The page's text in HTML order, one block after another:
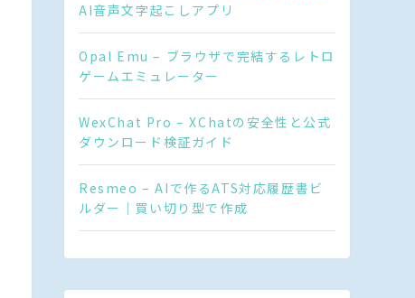
AI音声文字起こしアプリ
Opal Emu – ブラウザで完結するレトロ
ゲームエミュレーター
WexChat Pro – XChatの安全性と公式
ダウンロード検証ガイド
Resmeo – AIで作るATS対応履歴書ビ
ルダー｜買い切り型で作成